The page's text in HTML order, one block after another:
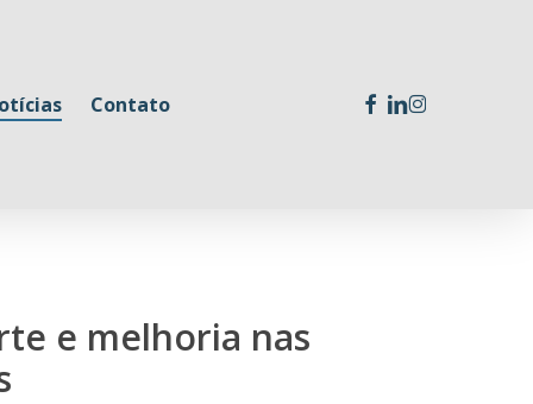
Contato facebook
linkedin
instagram
e melhoria nas